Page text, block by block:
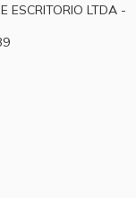
ESCRITORIO LTDA -